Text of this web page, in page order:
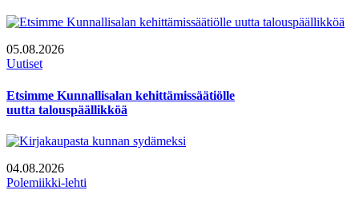
05.08.2026
Uutiset
Etsimme Kunnallisalan kehittämissäätiölle
uutta talouspäällikköä
04.08.2026
Polemiikki-lehti